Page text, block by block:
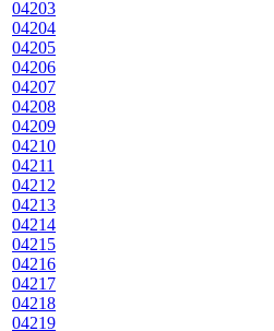
04203
04204
04205
04206
04207
04208
04209
04210
04211
04212
04213
04214
04215
04216
04217
04218
04219